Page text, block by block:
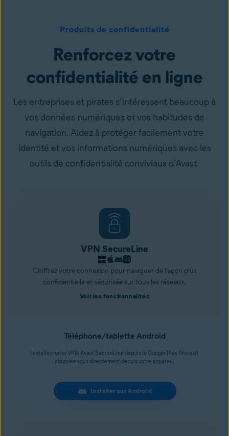
Produits de confidentialité
Renforcez votre
confidentialité en ligne
Les entreprises et pirates s’intéressent beaucoup à
vos données numériques et vos habitudes de
navigation. Aidez à protéger facilement votre
identité et vos informations numériques avec les
outils de confidentialité conviviaux d’Avast.
VPN SecureLine
Chiffrez votre connexion pour naviguer de façon plus
confidentielle et sécurisée sur tous les réseaux.
Voir les fonctionnalités
Téléphone/tablette Android
Installez notre VPN Avast SecureLine depuis le Google Play Store et
abonnez-vous directement depuis votre appareil.
Installer sur Android